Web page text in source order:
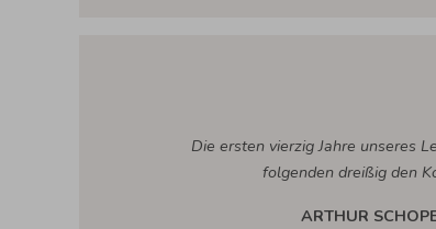
Die ersten vierzig Jahre unseres
folgenden dreißig den
ARTHUR